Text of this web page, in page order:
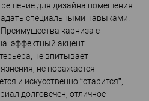
решение для дизайна помещения.
специальными навыками.
карниза с
эффектный акцент
не впитывает
не поражается
и искусственно “старится”,
долговечен, отличное